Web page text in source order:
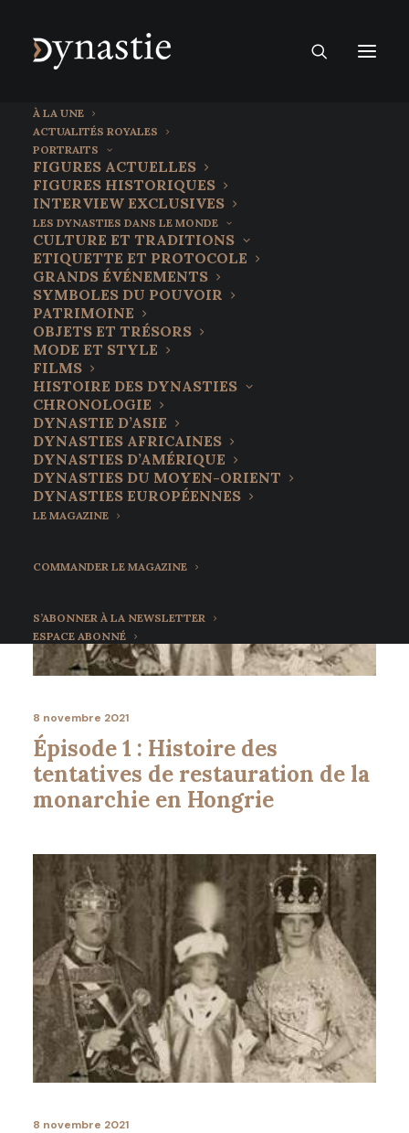
À LA UNE
ACTUALITÉS ROYALES
PORTRAITS
FIGURES ACTUELLES
FIGURES HISTORIQUES
INTERVIEW EXCLUSIVES
LES DYNASTIES DANS LE MONDE
CULTURE ET TRADITIONS
ETIQUETTE ET PROTOCOLE
GRANDS ÉVÉNEMENTS
SYMBOLES DU POUVOIR
PATRIMOINE
OBJETS ET TRÉSORS
MODE ET STYLE
FILMS
HISTOIRE DES DYNASTIES
CHRONOLOGIE
DYNASTIE D’ASIE
DYNASTIES AFRICAINES
DYNASTIES D’AMÉRIQUE
DYNASTIES DU MOYEN-ORIENT
DYNASTIES EUROPÉENNES
LE MAGAZINE
COMMANDER LE MAGAZINE
S’ABONNER À LA NEWSLETTER
ESPACE ABONNÉ
8 novembre 2021
Les Hongrois, nostalgiques des
Habsbourg
8 novembre 2021
Épisode 1 : Histoire des
tentatives de restauration de la
monarchie en Hongrie
8 novembre 2021